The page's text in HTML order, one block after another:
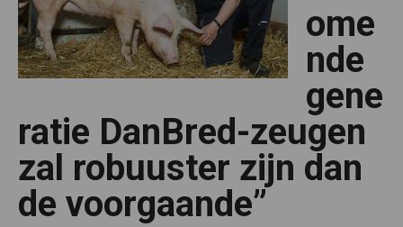
ome
nde
gene
ratie DanBred-zeugen
zal robuuster zijn dan
de voorgaande”